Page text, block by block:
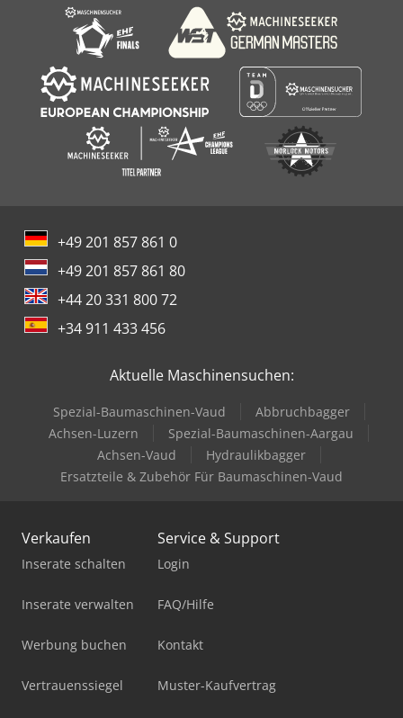
+49 201 857 861 0
+49 201 857 861 80
+44 20 331 800 72
+34 911 433 456
Aktuelle Maschinensuchen:
Spezial-Baumaschinen-Vaud
Abbruchbagger
Achsen-Luzern
Spezial-Baumaschinen-Aargau
Achsen-Vaud
Hydraulikbagger
Ersatzteile & Zubehör Für Baumaschinen-Vaud
Verkaufen
Inserate schalten
Inserate verwalten
Werbung buchen
Vertrauenssiegel
Service & Support
Login
FAQ/Hilfe
Kontakt
Muster-Kaufvertrag